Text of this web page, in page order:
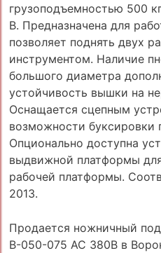
грузоподъемностью 500
В. Предназначена для
позволяет поднять двух
инструментом. Наличие
большого диаметра
устойчивость вышки на
Оснащается сцепным
возможности буксировки
Опционально доступна
выдвижной платформы
рабочей платформы.
2013.
Продается ножничный
B-050-075 AC 380В в